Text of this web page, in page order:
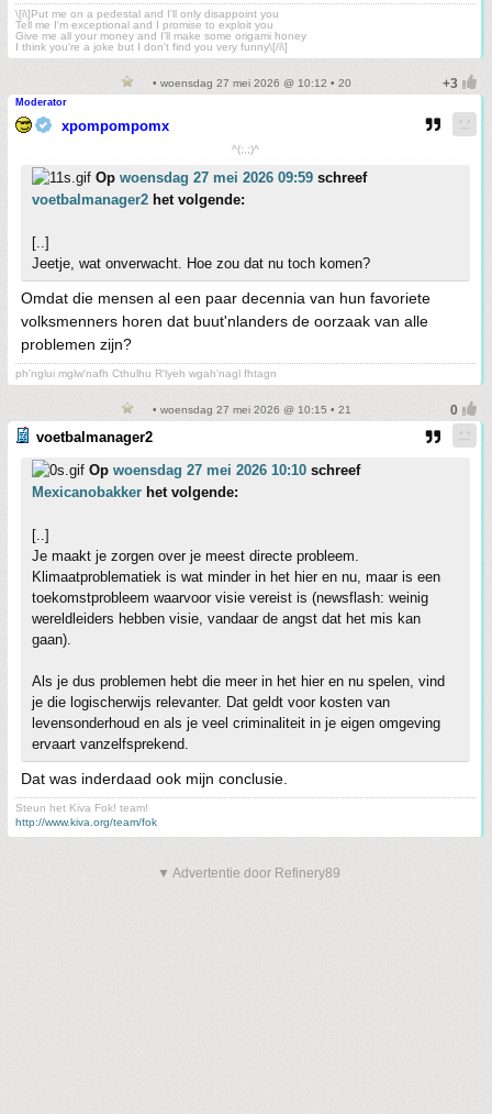
\[i\]Put me on a pedestal and I'll only disappoint you
Tell me I'm exceptional and I promise to exploit you
Give me all your money and I'll make some origami honey
I think you're a joke but I don't find you very funny\[/i\]
• woensdag 27 mei 2026 @ 10:12 • 20
Moderator
xpompompomx
^(;,;)^
Op woensdag 27 mei 2026 09:59 schreef
voetbalmanager2 het volgende:
[..]
Jeetje, wat onverwacht. Hoe zou dat nu toch komen?
Omdat die mensen al een paar decennia van hun favoriete
volksmenners horen dat buut'nlanders de oorzaak van alle
problemen zijn?
ph'nglui mglw'nafh Cthulhu R'lyeh wgah'nagl fhtagn
• woensdag 27 mei 2026 @ 10:15 • 21
voetbalmanager2
Op woensdag 27 mei 2026 10:10 schreef
Mexicanobakker het volgende:
[..]
Je maakt je zorgen over je meest directe probleem.
Klimaatproblematiek is wat minder in het hier en nu, maar is een
toekomstprobleem waarvoor visie vereist is (newsflash: weinig
wereldleiders hebben visie, vandaar de angst dat het mis kan
gaan).
Als je dus problemen hebt die meer in het hier en nu spelen, vind
je die logischerwijs relevanter. Dat geldt voor kosten van
levensonderhoud en als je veel criminaliteit in je eigen omgeving
ervaart vanzelfsprekend.
Dat was inderdaad ook mijn conclusie.
Steun het Kiva Fok! team!
http://www.kiva.org/team/fok
▼ Advertentie door Refinery89